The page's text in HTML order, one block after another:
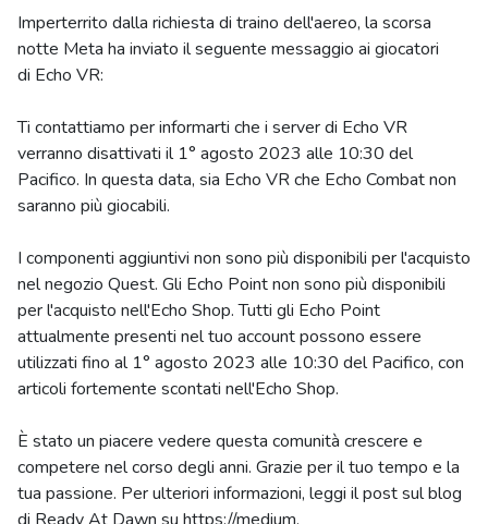
Imperterrito dalla richiesta di traino dell'aereo, la scorsa
notte Meta ha inviato il seguente messaggio ai giocatori
di Echo VR:
Ti contattiamo per informarti che i server di Echo VR
verranno disattivati ​​il ​​1° agosto 2023 alle 10:30 del
Pacifico. In questa data, sia Echo VR che Echo Combat non
saranno più giocabili.
I componenti aggiuntivi non sono più disponibili per l'acquisto
nel negozio Quest. Gli Echo Point non sono più disponibili
per l'acquisto nell'Echo Shop. Tutti gli Echo Point
attualmente presenti nel tuo account possono essere
utilizzati fino al 1° agosto 2023 alle 10:30 del Pacifico, con
articoli fortemente scontati nell'Echo Shop.
È stato un piacere vedere questa comunità crescere e
competere nel corso degli anni. Grazie per il tuo tempo e la
tua passione. Per ulteriori informazioni, leggi il post sul blog